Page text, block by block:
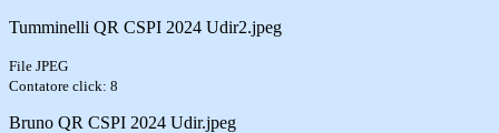
Tumminelli QR CSPI 2024 Udir2.jpeg
File JPEG
Contatore click: 8
Bruno QR CSPI 2024 Udir.jpeg